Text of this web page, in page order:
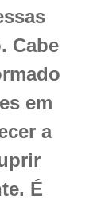
Cabe
em
a
É